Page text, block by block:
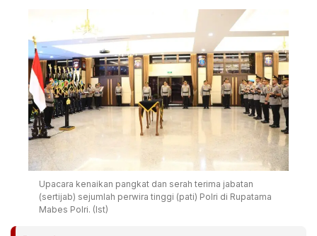
Upacara kenaikan pangkat dan serah terima jabatan
(sertijab) sejumlah perwira tinggi (pati) Polri di Rupatama
Mabes Polri. (Ist)